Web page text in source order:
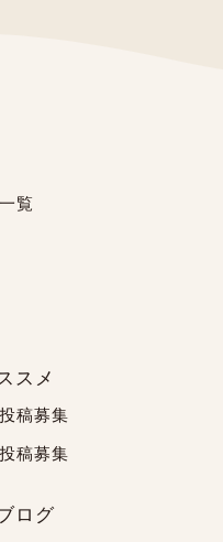
覧
スメ
稿募集
稿募集
ログ